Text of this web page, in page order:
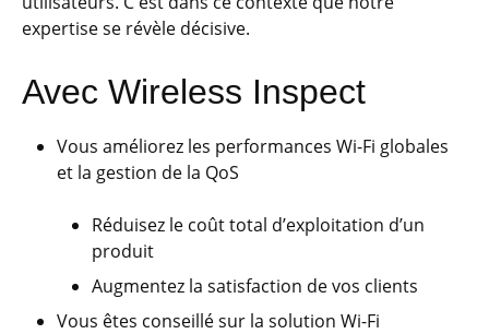
expertise se révèle décisive.
Avec Wireless Inspect
Vous améliorez les performances Wi-Fi globales
et la gestion de la QoS
Réduisez le coût total d’exploitation d’un
produit
Augmentez la satisfaction de vos clients
Vous êtes conseillé sur la solution Wi-Fi